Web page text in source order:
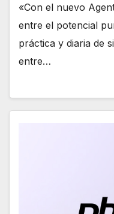
«Con el nuevo
entre el potencial
práctica y diaria de
entre…